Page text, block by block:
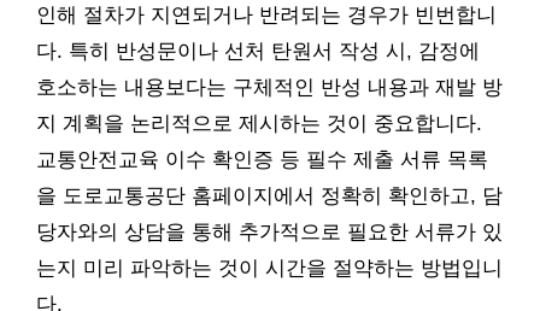
인해 절차가 지연되거나 반려되는 경우가 빈번합니
다. 특히 반성문이나 선처 탄원서 작성 시, 감정에
호소하는 내용보다는 구체적인 반성 내용과 재발 방
지 계획을 논리적으로 제시하는 것이 중요합니다.
교통안전교육 이수 확인증 등 필수 제출 서류 목록
을 도로교통공단 홈페이지에서 정확히 확인하고, 담
당자와의 상담을 통해 추가적으로 필요한 서류가 있
는지 미리 파악하는 것이 시간을 절약하는 방법입니
다.